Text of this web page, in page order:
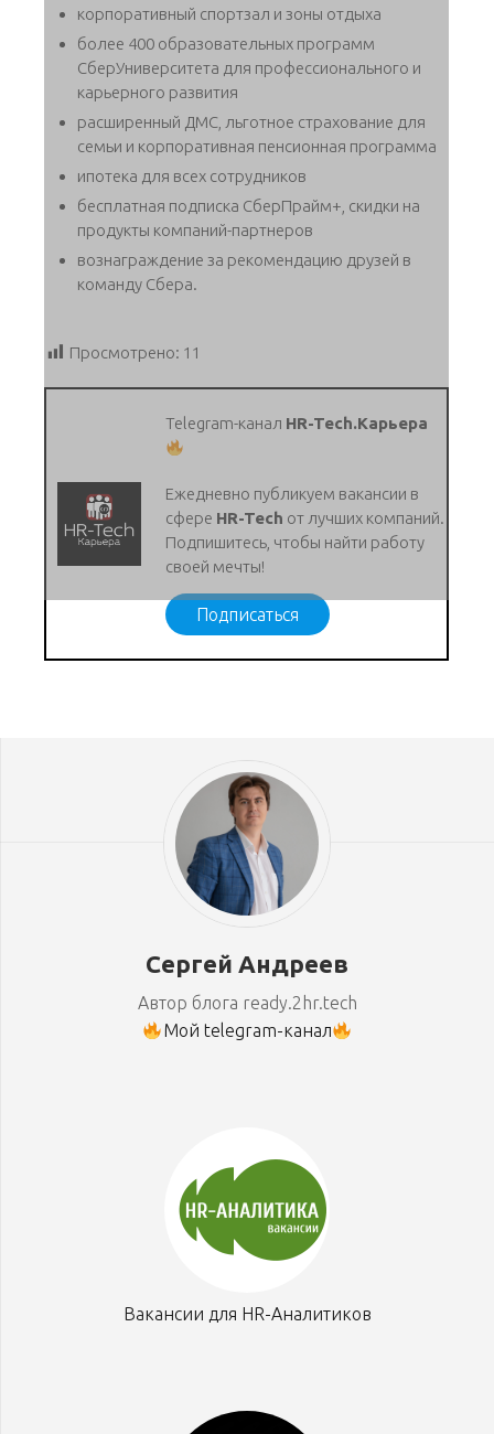
корпоративный спортзал и зоны отдыха
более 400 образовательных программ
СберУниверситета для профессионального и
карьерного развития
расширенный ДМС, льготное страхование для
семьи и корпоративная пенсионная программа
ипотека для всех сотрудников
бесплатная подписка СберПрайм+, скидки на
продукты компаний-партнеров
вознаграждение за рекомендацию друзей в
команду Сбера.
Просмотрено: 11
Telegram-канал HR-Tech.Карьера
Ежедневно публикуем вакансии в
сфере HR-Tech от лучших компаний.
Подпишитесь, чтобы найти работу
своей мечты!
Подписаться
Сергей Андреев
Автор блога ready.2hr.tech
Мой telegram-канал
Вакансии для HR-Аналитиков